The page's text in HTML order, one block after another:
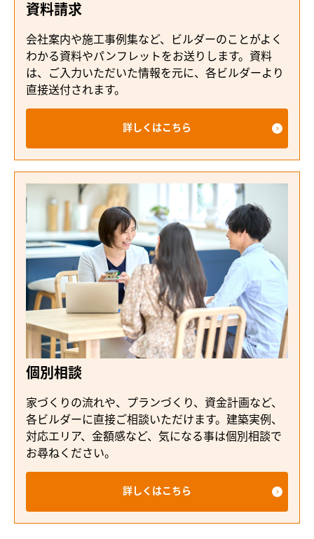
資料請求
会社案内や施工事例集など、ビルダーのことがよく
わかる資料やパンフレットをお送りします。資料
は、ご入力いただいた情報を元に、各ビルダーより
直接送付されます。
詳しくはこちら
個別相談
家づくりの流れや、プランづくり、資金計画など、
各ビルダーに直接ご相談いただけます。建築実例、
対応エリア、金額感など、気になる事は個別相談で
お尋ねください。
詳しくはこちら